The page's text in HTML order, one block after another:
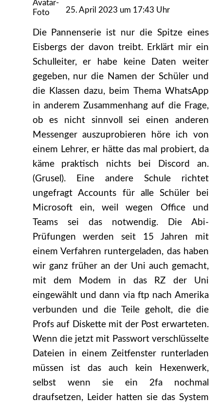
25. April 2023 um 17:43 Uhr
Die Pannenserie ist nur die Spitze eines
Eisbergs der davon treibt. Erklärt mir ein
Schulleiter, er habe keine Daten weiter
gegeben, nur die Namen der Schüler und
die Klassen dazu, beim Thema WhatsApp
in anderem Zusammenhang auf die Frage,
ob es nicht sinnvoll sei einen anderen
Messenger auszuprobieren höre ich von
einem Lehrer, er hätte das mal probiert, da
käme praktisch nichts bei Discord an.
(Grusel). Eine andere Schule richtet
ungefragt Accounts für alle Schüler bei
Microsoft ein, weil wegen Office und
Teams sei das notwendig. Die Abi-
Prüfungen werden seit 15 Jahren mit
einem Verfahren runtergeladen, das haben
wir ganz früher an der Uni auch gemacht,
mit dem Modem in das RZ der Uni
eingewählt und dann via ftp nach Amerika
verbunden und die Teile geholt, die die
Profs auf Diskette mit der Post erwarteten.
Wenn die jetzt mit Passwort verschlüsselte
Dateien in einem Zeitfenster runterladen
müssen ist das auch kein Hexenwerk,
selbst wenn sie ein 2fa nochmal
draufsetzen, Leider hatten sie das System